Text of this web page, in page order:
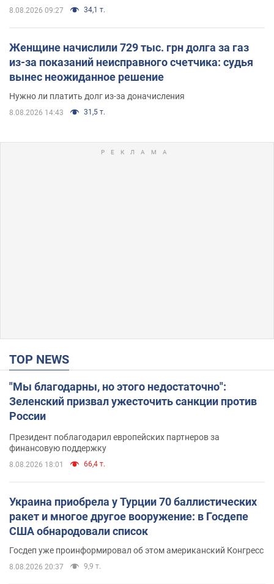
8.08.2026 09:27 34,1 т.
Женщине начислили 729 тыс. грн долга за газ
из-за показаний неисправного счетчика: судья
вынес неожиданное решение
Нужно ли платить долг из-за доначисления
8.08.2026 14:43 31,5 т.
TOP NEWS
"Мы благодарны, но этого недостаточно":
Зеленский призвал ужесточить санкции против
России
Президент поблагодарил европейских партнеров за
финансовую поддержку
8.08.2026 18:01 66,4 т.
Украина приобрела у Турции 70 баллистических
ракет и многое другое вооружение: в Госдепе
США обнародовали список
Госдеп уже проинформировал об этом американский Конгресс
8.08.2026 20:37 9,9 т.